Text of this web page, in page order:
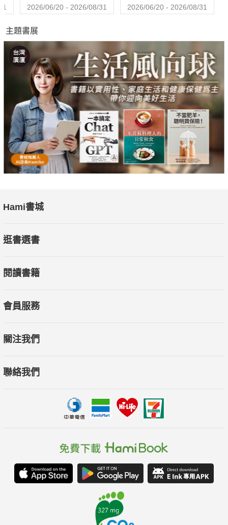
2026/06/20 - 2026/08/31 2026/06/20 - 2026/08/31
主題書展
Hami書城
逛書選書
閱讀書籍
會員服務
關注我們
聯絡我們